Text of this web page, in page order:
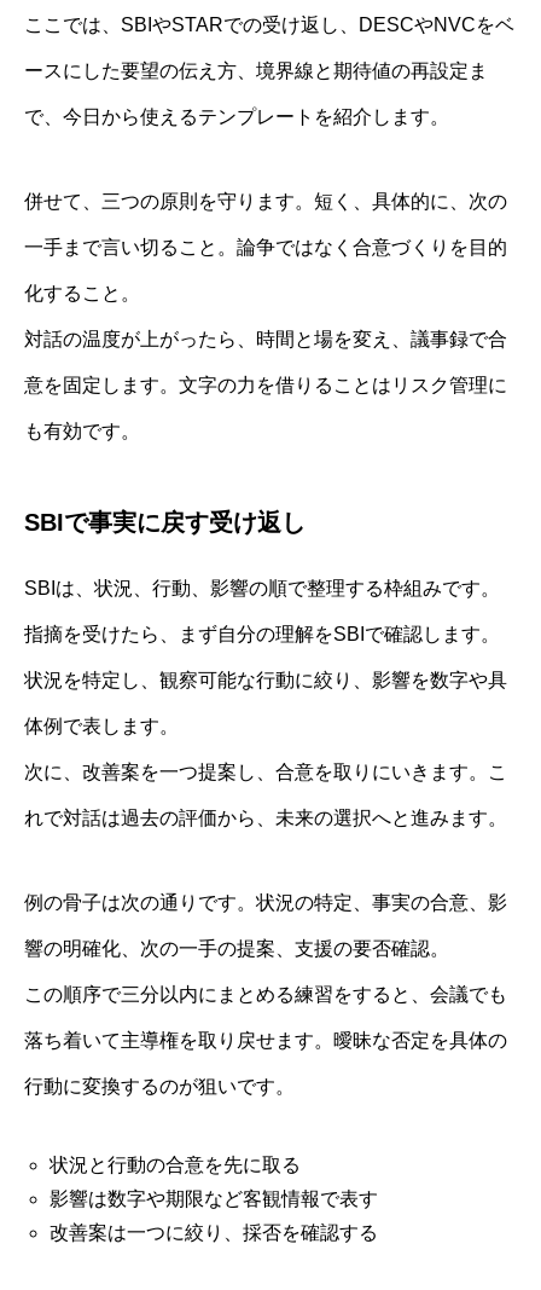
ここでは、SBIやSTARでの受け返し、DESCやNVCをベ
ースにした要望の伝え方、境界線と期待値の再設定ま
で、今日から使えるテンプレートを紹介します。
併せて、三つの原則を守ります。短く、具体的に、次の
一手まで言い切ること。論争ではなく合意づくりを目的
化すること。
対話の温度が上がったら、時間と場を変え、議事録で合
意を固定します。文字の力を借りることはリスク管理に
も有効です。
SBIで事実に戻す受け返し
SBIは、状況、行動、影響の順で整理する枠組みです。
指摘を受けたら、まず自分の理解をSBIで確認します。
状況を特定し、観察可能な行動に絞り、影響を数字や具
体例で表します。
次に、改善案を一つ提案し、合意を取りにいきます。こ
れで対話は過去の評価から、未来の選択へと進みます。
例の骨子は次の通りです。状況の特定、事実の合意、影
響の明確化、次の一手の提案、支援の要否確認。
この順序で三分以内にまとめる練習をすると、会議でも
落ち着いて主導権を取り戻せます。曖昧な否定を具体の
行動に変換するのが狙いです。
状況と行動の合意を先に取る
影響は数字や期限など客観情報で表す
改善案は一つに絞り、採否を確認する